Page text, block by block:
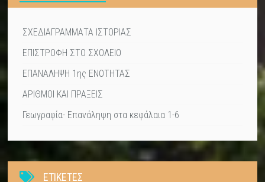
ΣΧΕΔΙΑΓΡΑΜΜΑΤΑ ΙΣΤΟΡΙΑΣ
ΕΠΙΣΤΡΟΦΗ ΣΤΟ ΣΧΟΛΕΙΟ
ΕΠΑΝΑΛΗΨΗ 1ης ΕΝΟΤΗΤΑΣ
ΑΡΙΘΜΟΙ ΚΑΙ ΠΡΑΞΕΙΣ
Γεωγραφία- Επανάληψη στα κεφάλαια 1-6
ΕΤΙΚΕΤΕΣ